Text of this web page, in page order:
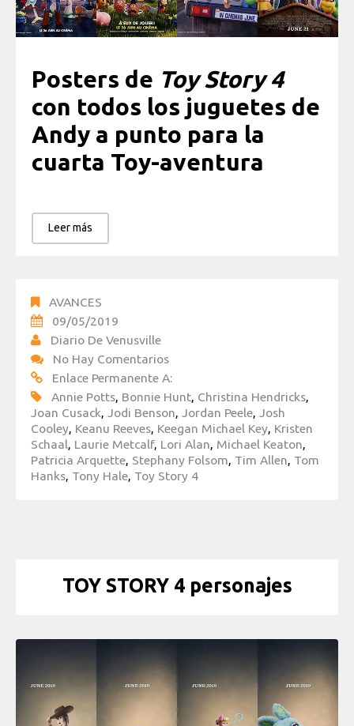
Posters de Toy Story 4
con todos los juguetes de
Andy a punto para la
cuarta Toy-aventura
Leer más
AVANCES
09/05/2019
Diario De Venusville
No Hay Comentarios
Enlace Permanente A:
Annie Potts Bonnie Hunt Christina Hendricks
Joan Cusack
Jodi Benson Jordan Peele
Josh
Cooley Keanu Reeves Keegan Michael Key Kristen
Schaal Laurie Metcalf, Lori Alan Michael Keaton
Patricia Arquette Stephany Folsom Tim Allen Tom
Hanks Tony Hale Toy Story 4
TOY STORY 4 personajes